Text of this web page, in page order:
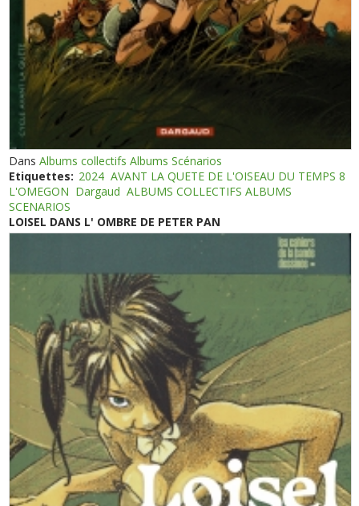
DansAlbums collectifs Albums Scénarios
Etiquettes: 2024 AVANT LA QUETE DE L'OISEAU DU TEMPS 8
L'OMEGON Dargaud ALBUMS COLLECTIFS ALBUMS
SCENARIOS
LOISEL DANS L' OMBRE DE PETER PAN